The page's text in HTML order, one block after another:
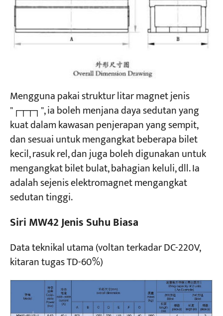
Mengguna pakai struktur litar magnet jenis
"┌┬┬┐", ia boleh menjana daya sedutan yang
kuat dalam kawasan penjerapan yang sempit,
dan sesuai untuk mengangkat beberapa bilet
kecil, rasuk rel, dan juga boleh digunakan untuk
mengangkat bilet bulat, bahagian keluli, dll. Ia
adalah sejenis elektromagnet mengangkat
sedutan tinggi.
Siri MW42 Jenis Suhu Biasa
Data teknikal utama (voltan terkadar DC-220V,
kitaran tugas TD-60%)